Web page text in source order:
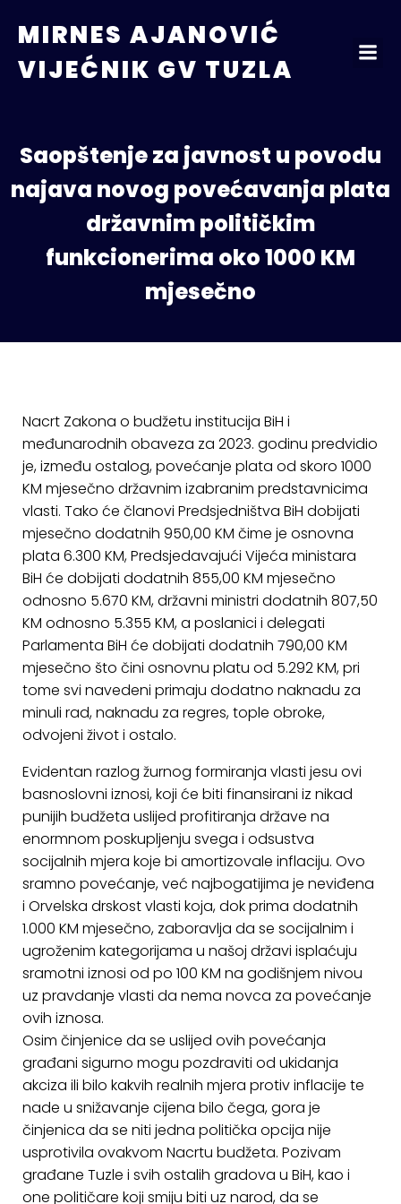
MIRNES AJANOVIĆ
VIJEĆNIK GV TUZLA
Saopštenje za javnost u povodu
najava novog povećavanja plata
državnim političkim
funkcionerima oko 1000 KM
mjesečno
Nacrt Zakona o budžetu institucija BiH i
međunarodnih obaveza za 2023. godinu predvidio
je, između ostalog, povećanje plata od skoro 1000
KM mjesečno državnim izabranim predstavnicima
vlasti. Tako će članovi Predsjedništva BiH dobijati
mjesečno dodatnih 950,00 KM čime je osnovna
plata 6.300 KM, Predsjedavajući Vijeća ministara
BiH će dobijati dodatnih 855,00 KM mjesečno
odnosno 5.670 KM, državni ministri dodatnih 807,50
KM odnosno 5.355 KM, a poslanici i delegati
Parlamenta BiH će dobijati dodatnih 790,00 KM
mjesečno što čini osnovnu platu od 5.292 KM, pri
tome svi navedeni primaju dodatno naknadu za
minuli rad, naknadu za regres, tople obroke,
odvojeni život i ostalo.
Evidentan razlog žurnog formiranja vlasti jesu ovi
basnoslovni iznosi, koji će biti finansirani iz nikad
punijih budžeta uslijed profitiranja države na
enormnom poskupljenju svega i odsustva
socijalnih mjera koje bi amortizovale inflaciju. Ovo
sramno povećanje, već najbogatijima je neviđena
i Orvelska drskost vlasti koja, dok prima dodatnih
1.000 KM mjesečno, zaboravlja da se socijalnim i
ugroženim kategorijama u našoj državi isplaćuju
sramotni iznosi od po 100 KM na godišnjem nivou
uz pravdanje vlasti da nema novca za povećanje
ovih iznosa.
Osim činjenice da se uslijed ovih povećanja
građani sigurno mogu pozdraviti od ukidanja
akciza ili bilo kakvih realnih mjera protiv inflacije te
nade u snižavanje cijena bilo čega, gora je
činjenica da se niti jedna politička opcija nije
usprotivila ovakvom Nacrtu budžeta. Pozivam
građane Tuzle i svih ostalih gradova u BiH, kao i
one političare koji smiju biti uz narod, da se